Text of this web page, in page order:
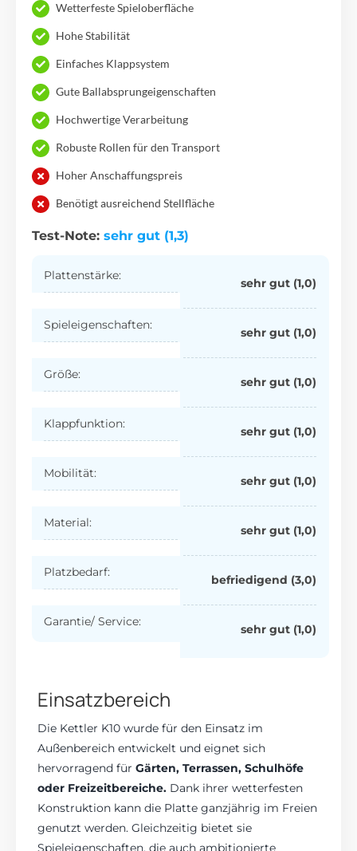
Wetterfeste Spieloberfläche
Hohe Stabilität
Einfaches Klappsystem
Gute Ballabsprungeigenschaften
Hochwertige Verarbeitung
Robuste Rollen für den Transport
Hoher Anschaffungspreis
Benötigt ausreichend Stellfläche
Test-Note: sehr gut (1,3)
Plattenstärke:
sehr gut (1,0)
Spieleigenschaften:
sehr gut (1,0)
Größe:
sehr gut (1,0)
Klappfunktion:
sehr gut (1,0)
Mobilität:
sehr gut (1,0)
Material:
sehr gut (1,0)
Platzbedarf:
befriedigend (3,0)
Garantie/ Service:
sehr gut (1,0)
Einsatzbereich
Die Kettler K10 wurde für den Einsatz im
Außenbereich entwickelt und eignet sich
hervorragend fürGärten, Terrassen, Schulhöfe
oder Freizeitbereiche. Dank ihrer wetterfesten
Konstruktion kann die Platte ganzjährig im Freien
genutzt werden. Gleichzeitig bietet sie